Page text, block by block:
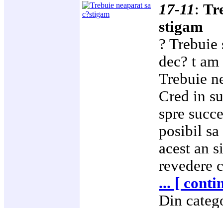
17-11:
stigam
?
dec? t
Trebuie
Cred in
spre
posibil
acest an
revedere
... [
Din